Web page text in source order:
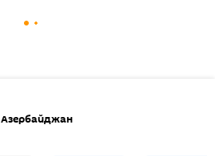
Азербайджан